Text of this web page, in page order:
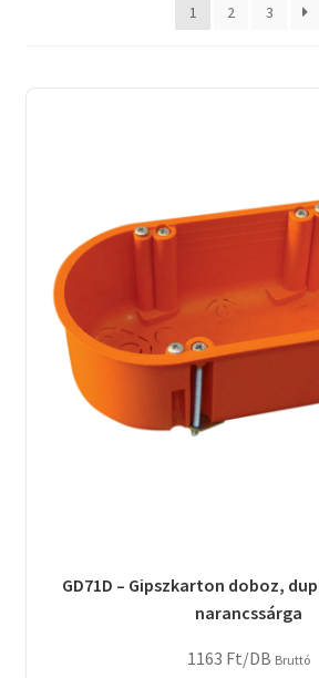
1
2 3
GD71D – Gipszkarton doboz,
narancssárga
1163 Ft/DB Bruttó